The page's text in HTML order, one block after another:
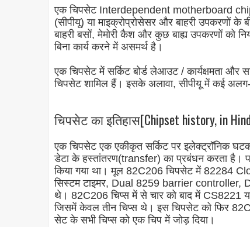
एक चिपसेट Interdependent motherboard
(सीपीयू) या माइक्रोप्रोसेसर और बाहरी उपकरणों के
बाहरी बसों, मेमोरी कैश और कुछ बाह्य उपकरणों को
बिना कार्य करने में असमर्थ है।
एक चिपसेट में सर्किट बोर्ड लेआउट / कार्यक्षमता और
चिपसेट शामिल हैं। इसके अलावा, सीपीयू में कई
चिपसेट का इतिहास[Chipset history, in
एक चिपसेट एक एकीकृत सर्किट पर इलेक्ट्रॉनिक
डेटा के हस्तांतरण(transfer) का प्रबंधन करता है।
किया गया था। मूल 82C206 चिपसेट में 82284
सिस्टम टाइमर, Dual 8259 barrier
थे। 82C206 चिप्स में से चार को बाद में CS8221
जिसमें केवल तीन चिप्स थे। इस चिपसेट को फिर
सेट के सभी चिप्स को एक चिप में जोड़ दिया।